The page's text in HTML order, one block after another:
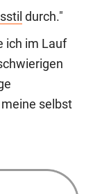
durch."
ich im Lauf
selbst